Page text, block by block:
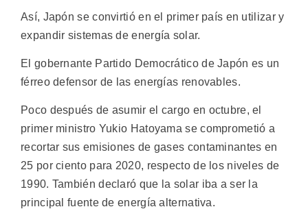
Así, Japón se convirtió en el primer país en utilizar y
expandir sistemas de energía solar.
El gobernante Partido Democrático de Japón es un
férreo defensor de las energías renovables.
Poco después de asumir el cargo en octubre, el
primer ministro Yukio Hatoyama se comprometió a
recortar sus emisiones de gases contaminantes en
25 por ciento para 2020, respecto de los niveles de
1990. También declaró que la solar iba a ser la
principal fuente de energía alternativa.